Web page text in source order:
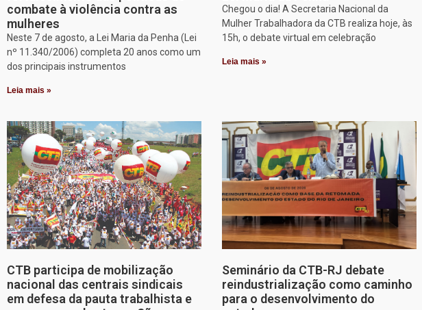
combate à violência contra as
mulheres
Neste 7 de agosto, a Lei Maria da Penha (Lei
nº 11.340/2006) completa 20 anos como um
dos principais instrumentos
Leia mais »
Chegou o dia! A Secretaria Nacional da
Mulher Trabalhadora da CTB realiza hoje, às
15h, o debate virtual em celebração
Leia mais »
CTB participa de mobilização
nacional das centrais sindicais
em defesa da pauta trabalhista e
Seminário da CTB-RJ debate
reindustrialização como caminho
para o desenvolvimento do